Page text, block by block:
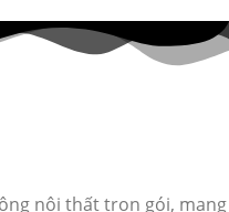
nội thất trọn gói, mang